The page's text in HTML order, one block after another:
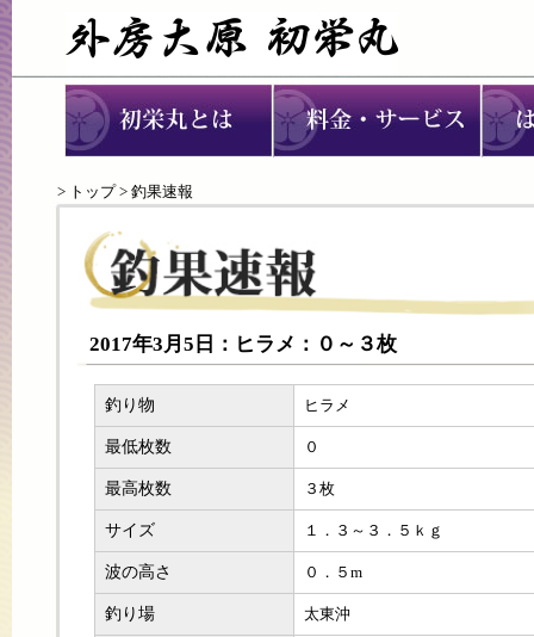
> トップ> 釣果速報
2017年3月5日：ヒラメ：０～３枚
釣り物 ヒラメ
最低枚数 ０
最高枚数 ３枚
サイズ １．３～３．５ｋｇ
波の高さ ０．５m
釣り場 太東沖